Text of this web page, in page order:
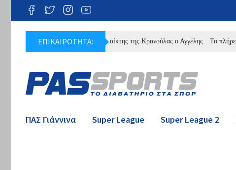
ΕΠΙΚΑΙΡΟΤΗΤΑ:Παίκτης της Κρανούλας ο Αγγέλης Το πλήρες
ΠΑΣ Γιάννινα Super League Super League 2